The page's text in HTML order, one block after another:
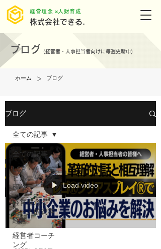
株式会社できる.
​経営理念 ×人財育成
ブログ (経営者・人事担当者向けに毎週更新中)
ホーム > ブログ
ブログ
全ての記事
LSP・チーム
ビルディング
研修
経営理念浸
透・人的資本
経営
経営者コーチ
ング
全ての記事
Load video